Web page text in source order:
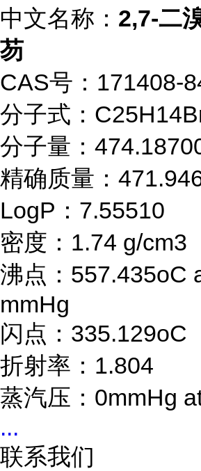
中文名称： 2,7-二
芴
CAS号：171408-
分子式：
分子量：
精确质量：
LogP：7.55510
密度：1.74 g/cm3
沸点：557.435oC
mmHg
闪点：335.129oC
折射率：1.804
蒸汽压：0mmHg
...
联系我们